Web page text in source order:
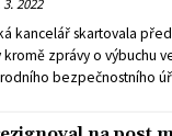
kancelář skartovala
zprávy o výbuchu
bezpečnostního